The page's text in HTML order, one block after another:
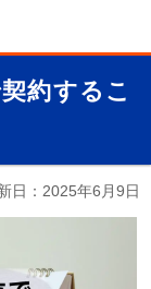
約するこ
日： 2025年6月9日